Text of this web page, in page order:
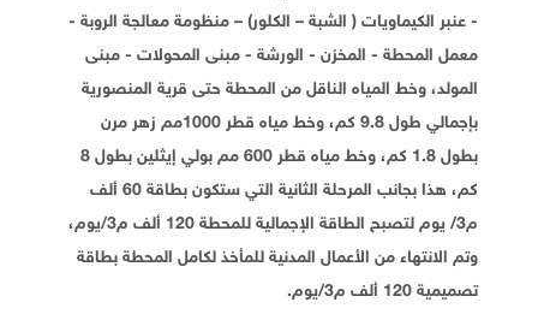
- عنبر الكيماويات ( الشبة – الكلور) – منظومة معالجة الروبة -
معمل المحطة - المخزن - الورشة - مبنى المحولات - مبنى
المولد، وخط المياه الناقل من المحطة حتى قرية المنصورية
بإجمالي طول 9.8 كم، وخط مياه قطر 1000مم زهر مرن
بطول 1.8 كم، وخط مياه قطر 600 مم بولي إيثلين بطول 8
كم، هذا بجانب المرحلة الثانية التي ستكون بطاقة 60 ألف
م3/ يوم لتصبح الطاقة الإجمالية للمحطة 120 ألف م3/يوم،
وتم الانتهاء من الأعمال المدنية للمأخذ لكامل المحطة بطاقة
تصميمية 120 ألف م3/يوم.